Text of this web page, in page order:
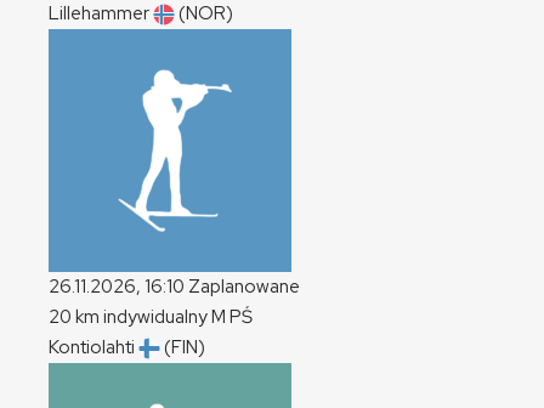
Lillehammer
(NOR)
26.11.2026, 16:10 Zaplanowane
20 km indywidualnyM PŚ
Kontiolahti
(FIN)